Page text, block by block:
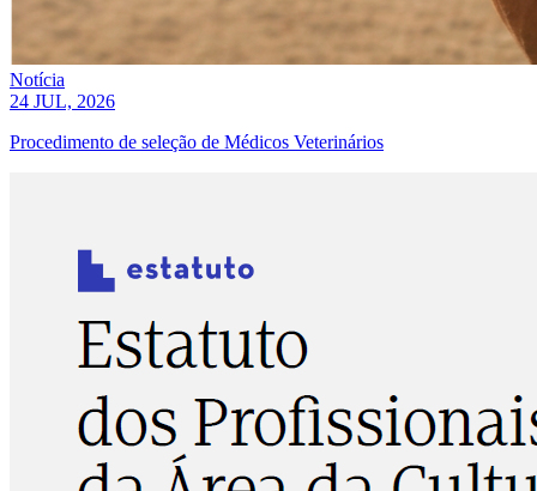
Notícia
24 JUL, 2026
Procedimento de seleção de Médicos Veterinários